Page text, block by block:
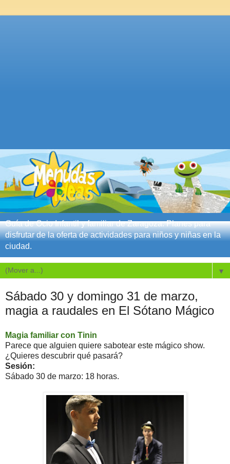
Guía de Ocio Infantil y familiar de Zaragoza. Planes para
disfrutar de la oferta de actividades para niños y niñas en la
ciudad.
▼
Sábado 30 y domingo 31 de marzo,
magia a raudales en El Sótano Mágico
Magia familiar con Tinin
Parece que alguien quiere sabotear este mágico show.
¿Quieres descubrir qué pasará?
Sesión:
Sábado 30 de marzo: 18 horas.